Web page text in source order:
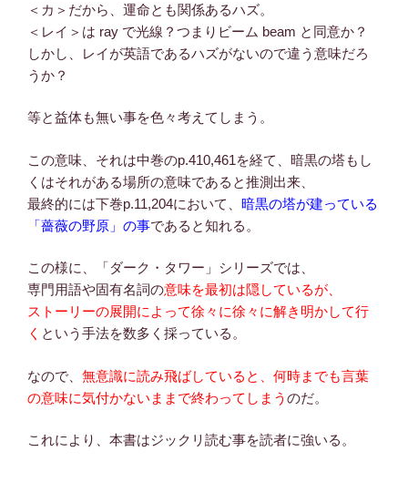
＜カ＞だから、運命とも関係あるハズ。
＜レイ＞は ray で光線？つまりビーム beam と同意か？
しかし、レイが英語であるハズがないので違う意味だろ
うか？
等と益体も無い事を色々考えてしまう。
この意味、それは中巻のp.410,461を経て、暗黒の塔もし
くはそれがある場所の意味であると推測出来、
最終的には下巻p.11,204において、 暗黒の塔が建っている
「薔薇の野原」の事であると知れる。
この様に、「ダーク・タワー」シリーズでは、
専門用語や固有名詞の意味を最初は隠しているが、
ストーリーの展開によって徐々に徐々に解き明かして行
く という手法を数多く採っている。
なので、 無意識に読み飛ばしていると、何時までも言葉
の意味に気付かないままで終わってしまう のだ。
これにより、本書はジックリ読む事を読者に強いる。